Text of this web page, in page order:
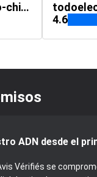
cristal-vitroceramico-chimenea.es
4.6
ADN desde el
Vérifiés se